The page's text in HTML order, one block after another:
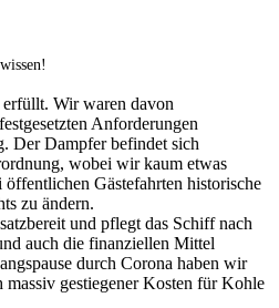
erfüllt. Wir waren davon
Anforderungen
Der Dampfer befindet sich
wobei wir kaum etwas
Gästefahrten historische
zu ändern.
und pflegt das Schiff nach
auch die finanziellen Mittel
durch Corona haben wir
gestiegener Kosten für Kohle